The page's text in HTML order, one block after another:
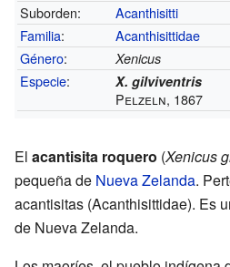
Suborden:
Acanthisitti
Familia:
Acanthisittidae
Género: Xenicus
Especie: X. gilviventris
Pelzeln, 1867
El acantisita roquero (Xenicus
pequeña de Nueva Zelanda.
acantisitas (Acanthisittidae). Es
de Nueva Zelanda.